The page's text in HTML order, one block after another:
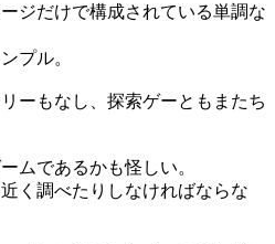
ジだけで構成されている単調な
プル。
ーもなし、探索ゲーともまたち
ムであるかも怪しい。
く調べたりしなければならな